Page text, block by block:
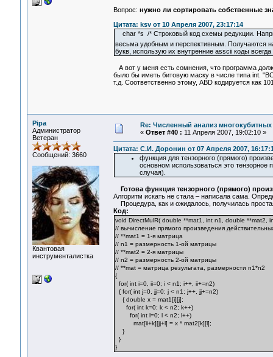
Вопрос: нужно ли сортировать собственные
Цитата: ksv от 10 Апреля 2007, 23:17:14
char *s /* Строковый код схемы редукции.
весьма удобным и перспективным. Получаются
букв, использую их внутренние asscii коды
А вот у меня есть сомнения, что программа
было бы иметь битовую маску в числе типа int.
т.д. Соответственно этому, ABD кодируется как
Pipa
Администратор
Ветеран
Сообщений: 3660
Квантовая
инструменталистка
Re: Численный анализ многокубитных
« Ответ #40 : 11 Апреля 2007, 19:02:10 »
Цитата: С.И. Доронин от 07 Апреля 2007,
функция для тензорного (прямого)
основном использоваться это
случая).
Готова функция тензорного (прямого)
Алгоритм искать не стала – написала сама.
Процедура, как и ожидалось, получилась
Код:
void DirectMulR( double **mat1, int n1, double **mat2,
// вычисление прямого произведения
// **mat1 = 1-я матрица
// n1 = размерность 1-ой матрицы
// **mat2 = 2-я матрицы
// n2 = размерность 2-ой матрицы
// **mat = матрица результата, размерности n1*n2
{
for( int i=0, ii=0; i < n1; i++, ii+=n2)
{ for( int j=0, jj=0; j < n1; j++, jj+=n2)
{ double x = mat1[i][j];
for( int k=0; k < n2; k++)
for( int l=0; l < n2; l++)
mat[ii+k][jj+l] = x * mat2[k][l];
}
}
}